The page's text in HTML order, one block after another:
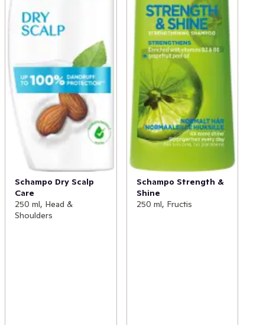
Schampo Dry Scalp
Care
250 ml, Head &
Shoulders
Schampo Strength &
Shine
250 ml, Fructis